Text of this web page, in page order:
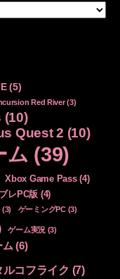
(5)
Red River(3)
(10)
Quest 2 (10)
ム (39)
Xbox Game Pass(4)
レPC版 (4)
(3) ゲーミングPC(3)
ゲーム実況 (3)
ム (6)
ルコフライク (7)